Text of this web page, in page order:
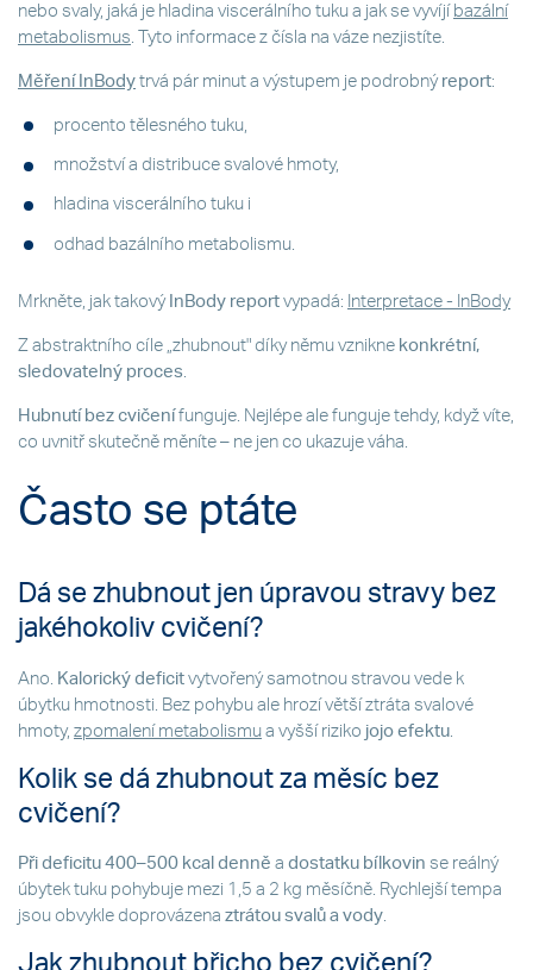
nebo svaly, jaká je hladina viscerálního tuku a jak se vyvíjí bazální
metabolismus . Tyto informace z čísla na váze nezjistíte.
Měření InBody trvá pár minut a výstupem je podrobný report:
procento tělesného tuku,
množství a distribuce svalové hmoty,
hladina viscerálního tuku i
odhad bazálního metabolismu.
Mrkněte, jak takový InBody report vypadá: Interpretace - InBody
Z abstraktního cíle „zhubnout" díky němu vznikne konkrétní,
sledovatelný proces
Hubnutí bez cvičení funguje. Nejlépe ale funguje tehdy, když víte,
co uvnitř skutečně měníte – ne jen co ukazuje váha.
Často se ptáte
Dá se zhubnout jen úpravou stravy bez
jakéhokoliv cvičení?
Ano. Kalorický deficit vytvořený samotnou stravou vede k
úbytku hmotnosti. Bez pohybu ale hrozí větší ztráta svalové
hmoty, zpomalení metabolismu a vyšší riziko jojo efektu
Kolik se dá zhubnout za měsíc bez
cvičení?
Při deficitu 400–500 kcal denně a dostatku bílkovin se reálný
úbytek tuku pohybuje mezi 1,5 a 2 kg měsíčně. Rychlejší tempa
jsou obvykle doprovázena ztrátou svalů a vody.
Jak zhubnout břicho bez cvičení?